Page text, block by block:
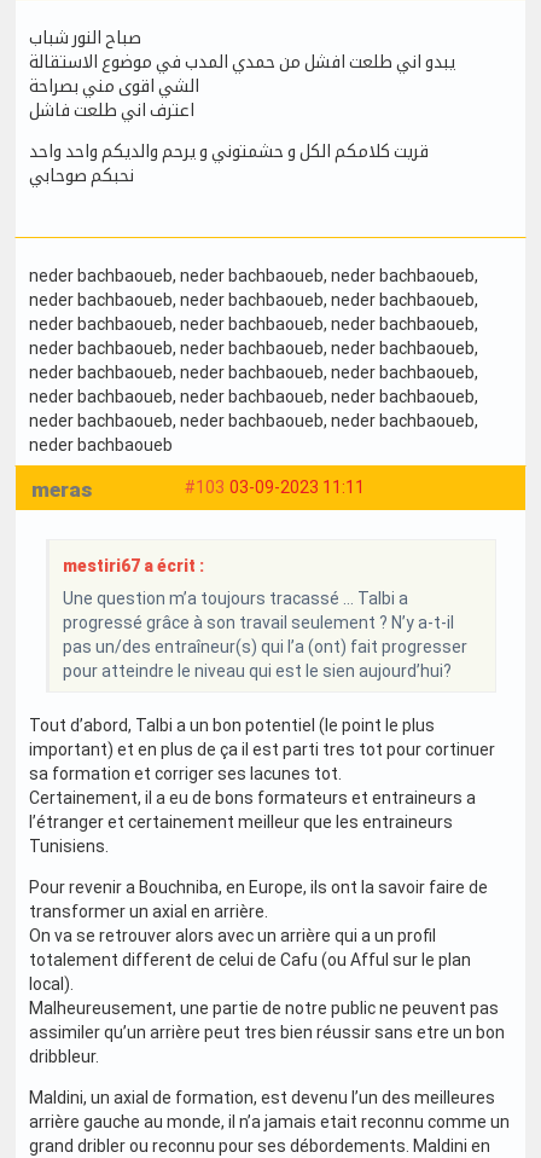
صباح النور شباب
يبدو اني طلعت افشل من حمدي المدب في موضوع الاستقالة
الشي اقوى مني بصراحة
اعترف اني طلعت فاشل
قريت كلامكم الكل و حشمتوني و يرحم والديكم واحد واحد
نحبكم صوحابي
neder bachbaoueb, neder bachbaoueb, neder bachbaoueb,
neder bachbaoueb, neder bachbaoueb, neder bachbaoueb,
neder bachbaoueb, neder bachbaoueb, neder bachbaoueb,
neder bachbaoueb, neder bachbaoueb, neder bachbaoueb,
neder bachbaoueb, neder bachbaoueb, neder bachbaoueb,
neder bachbaoueb, neder bachbaoueb, neder bachbaoueb,
neder bachbaoueb, neder bachbaoueb, neder bachbaoueb,
neder bachbaoueb
#103 03-09-2023 11:11
meras
mestiri67 a écrit :
Une question m’a toujours tracassé … Talbi a
progressé grâce à son travail seulement ? N’y a-t-il
pas un/des entraîneur(s) qui l’a (ont) fait progresser
pour atteindre le niveau qui est le sien aujourd’hui?
Tout d’abord, Talbi a un bon potentiel (le point le plus
important) et en plus de ça il est parti tres tot pour cortinuer
sa formation et corriger ses lacunes tot.
Certainement, il a eu de bons formateurs et entraineurs a
l’étranger et certainement meilleur que les entraineurs
Tunisiens.
Pour revenir a Bouchniba, en Europe, ils ont la savoir faire de
transformer un axial en arrière.
On va se retrouver alors avec un arrière qui a un profil
totalement different de celui de Cafu (ou Afful sur le plan
local).
Malheureusement, une partie de notre public ne peuvent pas
assimiler qu’un arrière peut tres bien réussir sans etre un bon
dribbleur.
Maldini, un axial de formation, est devenu l’un des meilleures
arrière gauche au monde, il n’a jamais etait reconnu comme un
grand dribler ou reconnu pour ses débordements. Maldini en